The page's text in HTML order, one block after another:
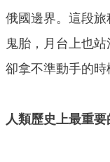
俄國邊界。這段
鬼胎，月台上也
卻拿不準動手的時
人類歷史上最重